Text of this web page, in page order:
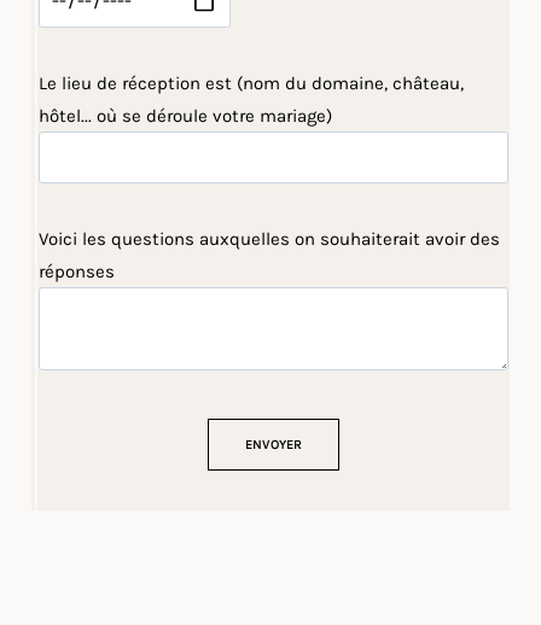
Le lieu de réception est (nom du domaine, château,
hôtel... où se déroule votre mariage)
Voici les questions auxquelles on souhaiterait avoir des
réponses